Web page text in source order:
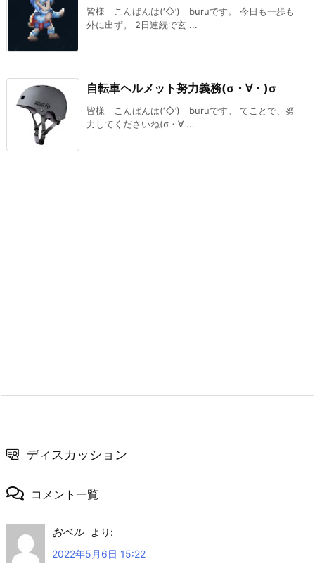
皆様 こんばんは(‘◇’)ゞburuです。 今日も一歩も
外に出ず。 2日連続で玄 ...
自転車ヘルメット努力義務(σ・∀・)σ
皆様 こんばんは(‘◇’)ゞburuです。 てことで、努
力してくださいね(σ・∀ ...
ディスカッション
コメント一覧
おベル
より:
2022年5月6日 15:22